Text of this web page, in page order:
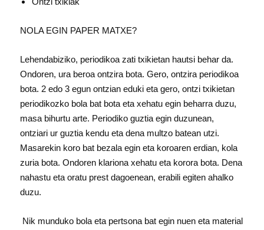
NOLA EGIN PAPER MATXE?
Lehendabiziko, periodikoa zati txikietan hautsi behar da.
Ondoren, ura beroa ontzira bota. Gero, ontzira periodikoa
bota. 2 edo 3 egun ontzian eduki eta gero, ontzi txikietan
periodikozko bola bat bota eta xehatu egin beharra duzu,
masa bihurtu arte. Periodiko guztia egin duzunean,
ontziari ur guztia kendu eta dena multzo batean utzi.
Masarekin koro bat bezala egin eta koroaren erdian, kola
zuria bota. Ondoren klariona xehatu eta korora bota. Dena
nahastu eta oratu prest dagoenean, erabili egiten ahalko
duzu.
Nik munduko bola eta pertsona bat egin nuen eta material